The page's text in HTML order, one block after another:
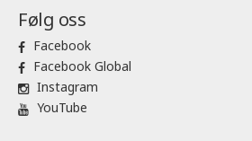
Følg oss
Facebook
Facebook Global
Instagram
YouTube